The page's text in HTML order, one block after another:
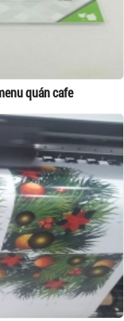
quán cafe